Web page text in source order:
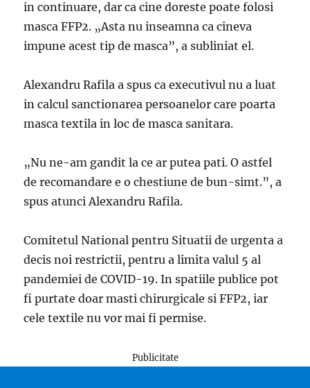
in continuare, dar ca cine doreste poate folosi
masca FFP2. „Asta nu inseamna ca cineva
impune acest tip de masca”, a subliniat el.
Alexandru Rafila a spus ca executivul nu a luat
in calcul sanctionarea persoanelor care poarta
masca textila in loc de masca sanitara.
„Nu ne-am gandit la ce ar putea pati. O astfel
de recomandare e o chestiune de bun-simt.”, a
spus atunci Alexandru Rafila.
Comitetul National pentru Situatii de urgenta a
decis noi restrictii, pentru a limita valul 5 al
pandemiei de COVID-19. In spatiile publice pot
fi purtate doar masti chirurgicale si FFP2, iar
cele textile nu vor mai fi permise.
Publicitate